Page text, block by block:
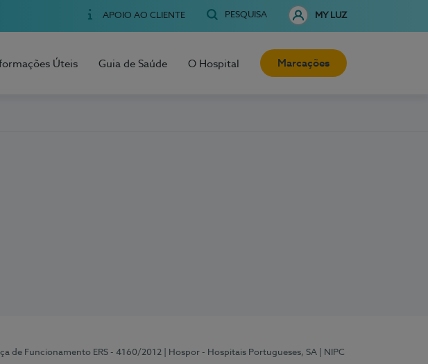
APOIO AO CLIENTE PESQUISA MY LUZ
Úteis Guia de Saúde O Hospital Marcações
de Funcionamento ERS - 4160/2012 | Hospor - Hospitais Portugueses, SA
| NIPC